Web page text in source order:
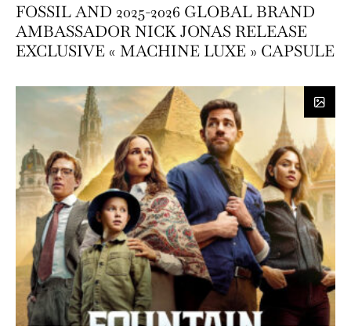
FOSSIL AND 2025-2026 GLOBAL BRAND
AMBASSADOR NICK JONAS RELEASE
EXCLUSIVE « MACHINE LUXE » CAPSULE